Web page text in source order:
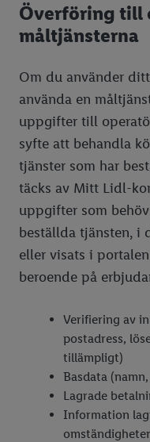
Överföring till
måltjänsterna
Om du använder
använda en
uppgifter till
syfte att behandla
tjänster som har
täcks av Mitt Lidl-
uppgifter som
beställda tjänsten, i
eller visats i
beroende på
Verifiering av
postadress,
tillämpligt)
Basdata
Lagrade
Information